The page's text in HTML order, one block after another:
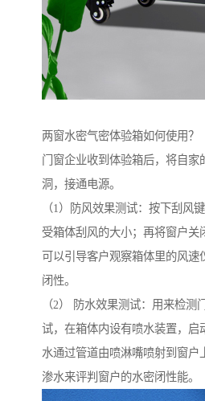
两窗水密气密体验箱如何使用？
门窗企业收到体验箱后，将自家
洞，接通电源。
（1）防风效果测试：按下刮风
受箱体刮风的大小；再将窗户关
可以引导客户观察箱体里的风速
闭性。
（2） 防水效果测试：用来检测
试，在箱体内设有喷水装置，启
水通过管道由喷淋嘴喷射到窗户
渗水来评判窗户的水密闭性能。